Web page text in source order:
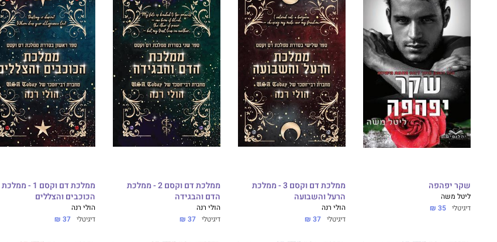
שקר יפהפה
ליטל משה
דיגיטלי 35 ₪
ממלכת דם וקסם 3 - ממלכת
הרעל והשבועה
הולי רנה
דיגיטלי 37 ₪
ממלכת דם וקסם 2 - ממלכת
הדם והבגידה
הולי רנה
דיגיטלי 37 ₪
ממלכת דם וקסם 1 - ממלכת
הכוכבים והצללים
הולי רנה
דיגיטלי 37 ₪